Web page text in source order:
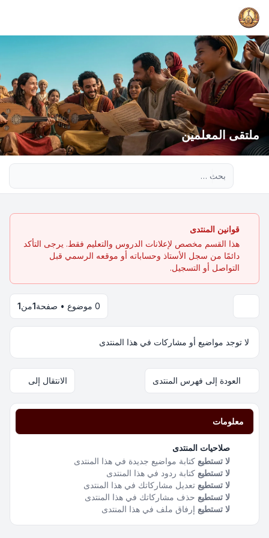
ملتقى المعلمين
قوانين المنتدى
هذا القسم مخصص لإعلانات الدروس والتعليم فقط. يرجى التأكد
دائمًا من سجل الأستاذ وحساباته أو موقعه الرسمي قبل
التواصل أو التسجيل.
0 موضوع • صفحة 1من1
لا توجد مواضيع أو مشاركات في هذا المنتدى
العودة إلى فهرس المنتدى الانتقال إلى
معلومات
صلاحيات المنتدى
لا تستطيع كتابة مواضيع جديدة في هذا المنتدى
لا تستطيع كتابة ردود في هذا المنتدى
لا تستطيع تعديل مشاركاتك في هذا المنتدى
لا تستطيع حذف مشاركاتك في هذا المنتدى
لا تستطيع إرفاق ملف في هذا المنتدى